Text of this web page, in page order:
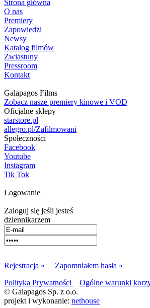
Strona główna
O nas
Premiery
Zapowiedzi
Newsy
Katalog filmów
Zwiastuny
Pressroom
Kontakt
Galapagos Films
Zobacz nasze premiery kinowe i VOD
Oficjalne sklepy
starstore.pl
allegro.pl/Zafilmowani
Społeczności
Facebook
Youtube
Instagram
Tik Tok
Logowanie
Zaloguj się jeśli jesteś
dziennikarzem
Rejestracja »
Zapomniałem hasła »
Polityka Prywatności
Ogólne warunki
© Galapagos Sp. z o.o.
projekt i wykonanie: nethouse